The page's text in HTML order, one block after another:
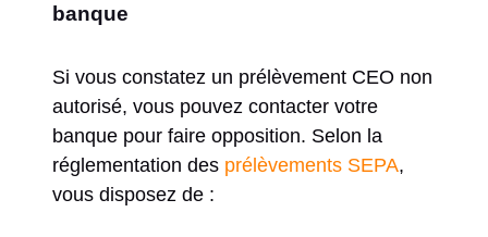
banque
Si vous constatez un prélèvement CEO non
autorisé, vous pouvez contacter votre
banque pour faire opposition. Selon la
réglementation des prélèvements SEPA,
vous disposez de :